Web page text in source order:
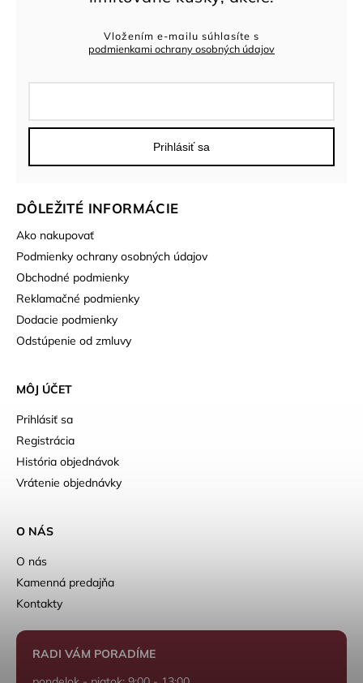
DÔLEŽITÉ INFORMÁCIE
Ako nakupovať
Podmienky ochrany osobných údajov
Obchodné podmienky
Reklamačné podmienky
Dodacie podmienky
Odstúpenie od zmluvy
MÔJ ÚČET
Prihlásiť sa
Registrácia
História objednávok
Vrátenie objednávky
Vložením e-mailu súhlasíte s
podmienkami ochrany osobných údajov
Prihlásiť sa
O NÁS
O nás
Kamenná predajňa
Kontakty
RADI VÁM PORADÍME